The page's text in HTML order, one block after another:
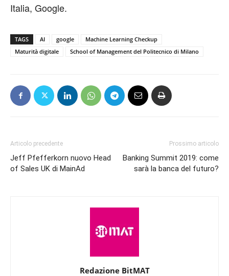
Italia, Google.
TAGS AI google
Machine Learning Checkup
Maturità digitale
School of Management del Politecnico di Milano
Articolo precedente
Jeff Pfefferkorn nuovo Head
of Sales UK di MainAd
Prossimo articolo
Banking Summit 2019: come
sarà la banca del futuro?
Redazione BitMAT